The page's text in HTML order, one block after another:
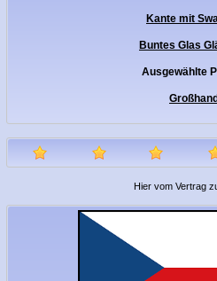
Kante mit
Buntes Glas
Ausgewählte
Hier vom Vertrag